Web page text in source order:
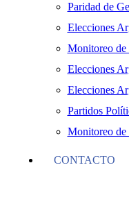
Paridad de
Elecciones
Monitoreo de
Elecciones
Elecciones
Partidos
Monitoreo de
CONTACTO